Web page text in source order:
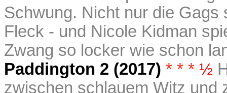
Schwung. Nicht nur die
Fleck - und Nicole Kidman
Zwang so locker wie schon
Paddington 2 (2017) * * * ½
zwischen schlauem Witz und